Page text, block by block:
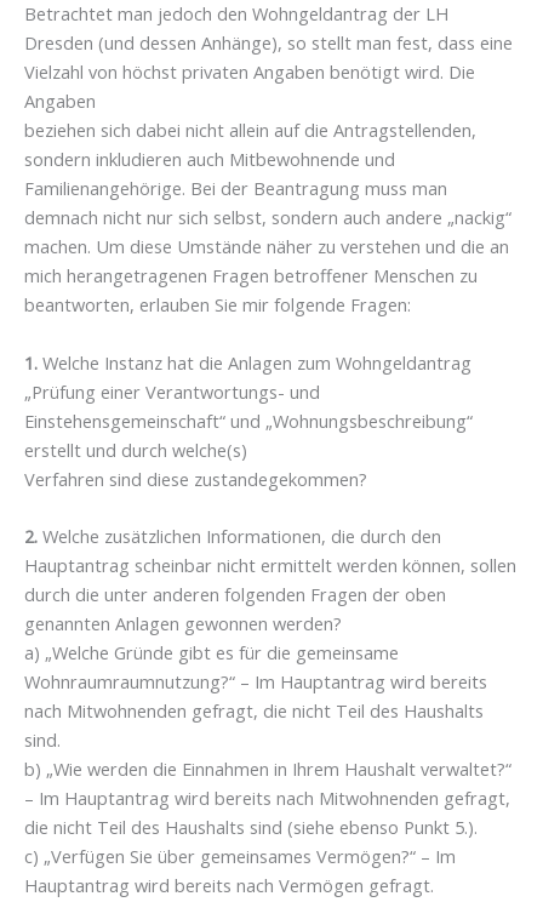
Betrachtet man jedoch den Wohngeldantrag der LH
Dresden (und dessen Anhänge), so stellt man fest, dass eine
Vielzahl von höchst privaten Angaben benötigt wird. Die
Angaben
beziehen sich dabei nicht allein auf die Antragstellenden,
sondern inkludieren auch Mitbewohnende und
Familienangehörige. Bei der Beantragung muss man
demnach nicht nur sich selbst, sondern auch andere „nackig“
machen. Um diese Umstände näher zu verstehen und die an
mich herangetragenen Fragen betroffener Menschen zu
beantworten, erlauben Sie mir folgende Fragen:
1. Welche Instanz hat die Anlagen zum Wohngeldantrag
„Prüfung einer Verantwortungs- und
Einstehensgemeinschaft“ und „Wohnungsbeschreibung“
erstellt und durch welche(s)
Verfahren sind diese zustandegekommen?
2. Welche zusätzlichen Informationen, die durch den
Hauptantrag scheinbar nicht ermittelt werden können, sollen
durch die unter anderen folgenden Fragen der oben
genannten Anlagen gewonnen werden?
a) „Welche Gründe gibt es für die gemeinsame
Wohnraumraumnutzung?“ – Im Hauptantrag wird bereits
nach Mitwohnenden gefragt, die nicht Teil des Haushalts
sind.
b) „Wie werden die Einnahmen in Ihrem Haushalt verwaltet?“
– Im Hauptantrag wird bereits nach Mitwohnenden gefragt,
die nicht Teil des Haushalts sind (siehe ebenso Punkt 5.).
c) „Verfügen Sie über gemeinsames Vermögen?“ – Im
Hauptantrag wird bereits nach Vermögen gefragt.